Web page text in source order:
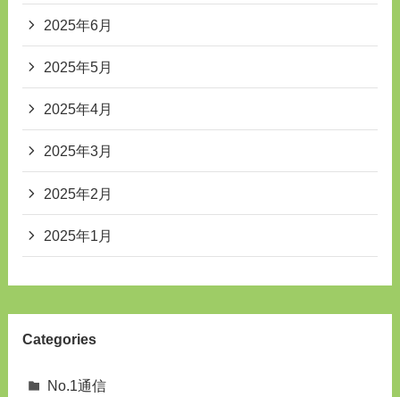
2025年6月
2025年5月
2025年4月
2025年3月
2025年2月
2025年1月
Categories
No.1通信